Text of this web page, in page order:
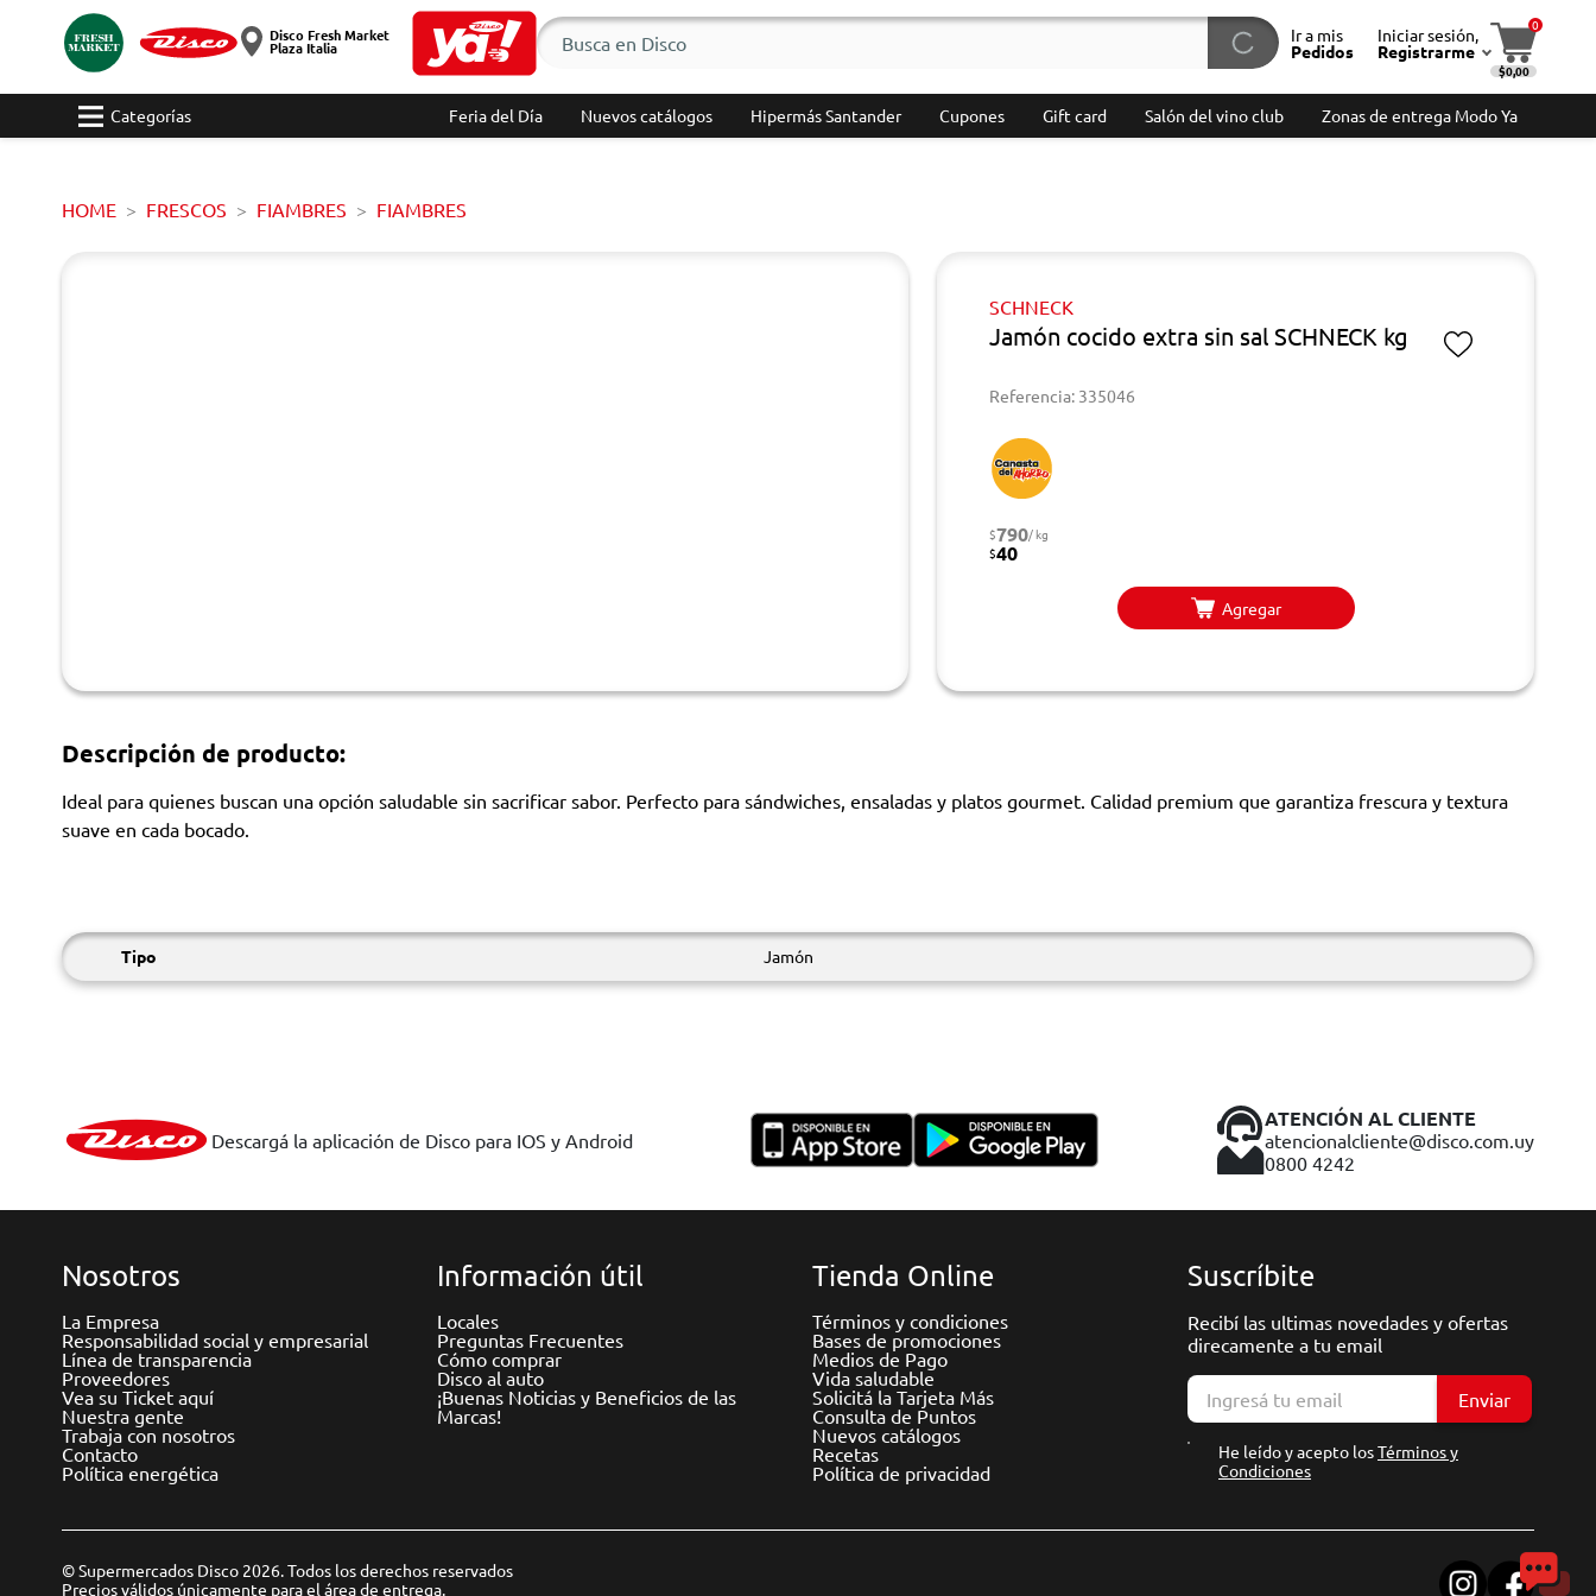
Disco Fresh Market
Plaza Italia
Ir a mis
Pedidos
Iniciar sesión,
Registrarme
0
$0,00
Categorías Feria del Día Nuevos catálogos Hipermás Santander Cupones Gift card Salón del vino club Zonas de entrega Modo Ya
HOME FRESCOS FIAMBRES FIAMBRES
SCHNECK
Jamón cocido extra sin sal SCHNECK kg
Referencia: 335046
$790/ kg
$40
Agregar
Descripción de producto:
Ideal para quienes buscan una opción saludable sin sacrificar sabor. Perfecto para sándwiches, ensaladas y platos gourmet. Calidad premium que garantiza frescura y textura
suave en cada bocado.
Tipo Jamón
Descargá la aplicación de Disco para IOS y Android
ATENCIÓN AL CLIENTE
atencionalcliente@disco.com.uy
0800 4242
Nosotros
La Empresa
Responsabilidad social y empresarial
Línea de transparencia
Proveedores
Vea su Ticket aquí
Nuestra gente
Trabaja con nosotros
Contacto
Política energética
Información útil
Locales
Preguntas Frecuentes
Cómo comprar
Disco al auto
¡Buenas Noticias y Beneficios de las
Marcas!
Tienda Online
Términos y condiciones
Bases de promociones
Medios de Pago
Vida saludable
Solicitá la Tarjeta Más
Consulta de Puntos
Nuevos catálogos
Recetas
Política de privacidad
Suscríbite
Recibí las ultimas novedades y ofertas
direcamente a tu email
Enviar
He leído y acepto losTérminos y
Condiciones
© Supermercados Disco 2026. Todos los derechos reservados
Precios válidos únicamente para el área de entrega.